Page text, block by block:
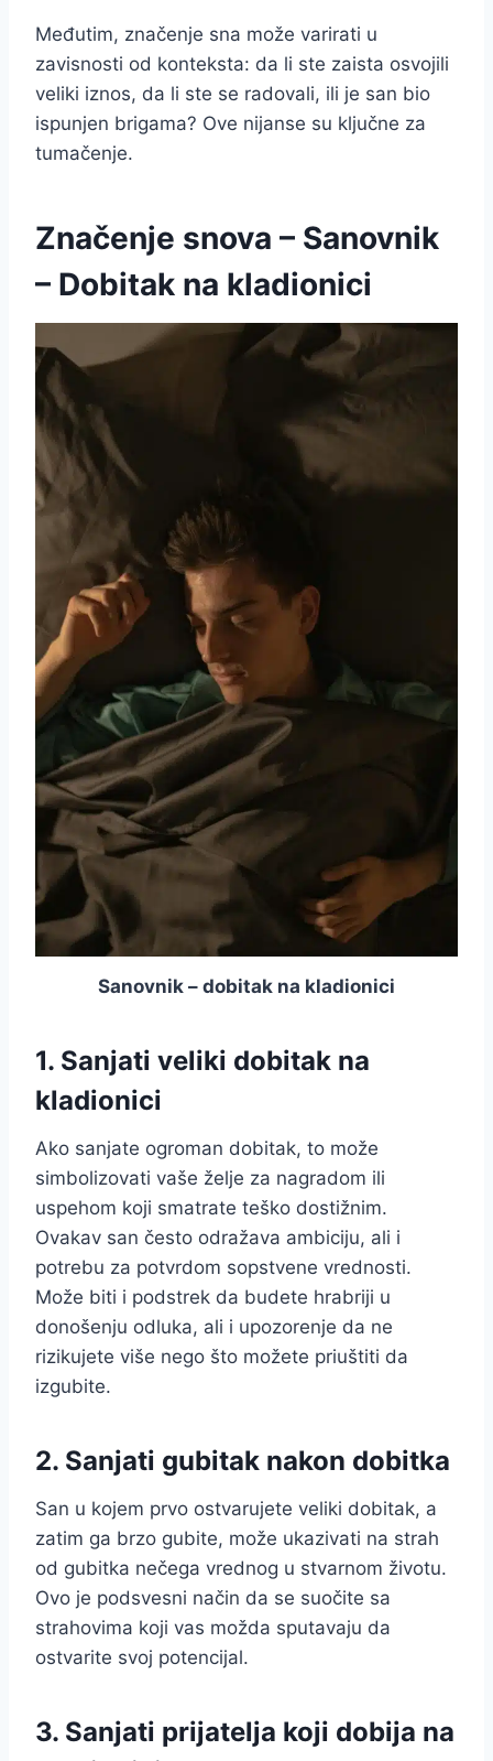
Međutim, značenje sna može varirati u
zavisnosti od konteksta: da li ste zaista osvojili
veliki iznos, da li ste se radovali, ili je san bio
ispunjen brigama? Ove nijanse su ključne za
tumačenje.
Značenje snova – Sanovnik
– Dobitak na kladionici
Sanovnik – dobitak na kladionici
1. Sanjati veliki dobitak na
kladionici
Ako sanjate ogroman dobitak, to može
simbolizovati vaše želje za nagradom ili
uspehom koji smatrate teško dostižnim.
Ovakav san često odražava ambiciju, ali i
potrebu za potvrdom sopstvene vrednosti.
Može biti i podstrek da budete hrabriji u
donošenju odluka, ali i upozorenje da ne
rizikujete više nego što možete priuštiti da
izgubite.
2. Sanjati gubitak nakon dobitka
San u kojem prvo ostvarujete veliki dobitak, a
zatim ga brzo gubite, može ukazivati na strah
od gubitka nečega vrednog u stvarnom životu.
Ovo je podsvesni način da se suočite sa
strahovima koji vas možda sputavaju da
ostvarite svoj potencijal.
3. Sanjati prijatelja koji dobija na